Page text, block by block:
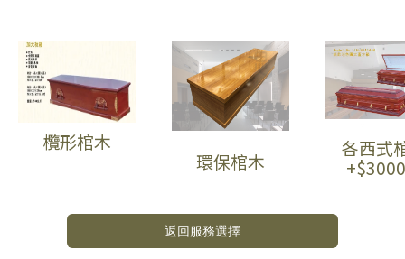
欖形棺木
環保棺木
各西式
返回服務選擇